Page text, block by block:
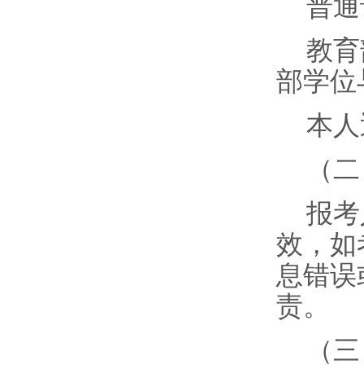
普
教
部学位
本
（
报
效，如
息错
责。
（